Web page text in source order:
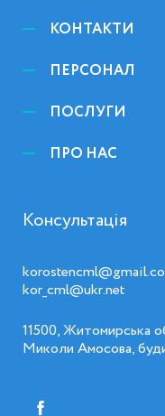
КОНТАКТИ
ПЕРСОНАЛ
ПОСЛУГИ
ПРО НАС
Консультація
kor_cml@ukr.net
11500, Житомирська
Миколи Амосова,